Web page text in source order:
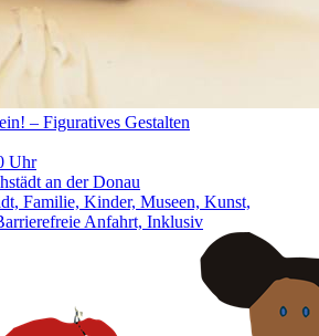
– Figuratives Gestalten
Uhr
an der Donau
Familie, Kinder, Museen, Kunst,
Anfahrt, Inklusiv